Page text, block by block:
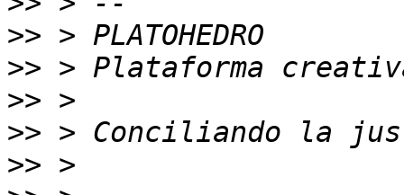
>>
>>
>>
>>
>>